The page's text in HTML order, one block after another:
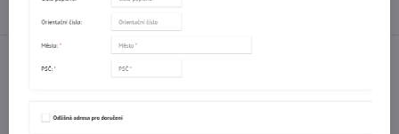
Twitter
Potřebujete poradit s objednávkou?